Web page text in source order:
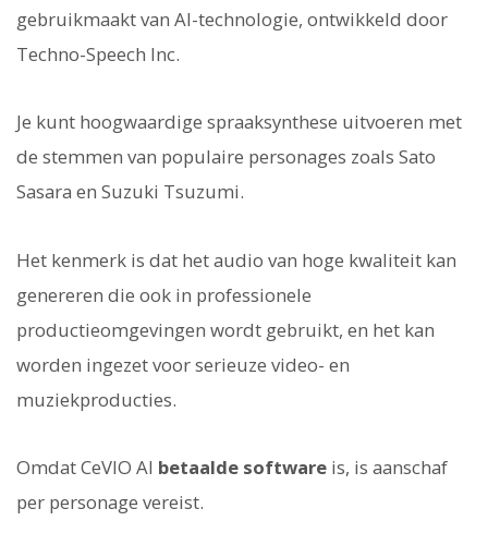
gebruikmaakt van AI-technologie, ontwikkeld door
Techno-Speech Inc.
Je kunt hoogwaardige spraaksynthese uitvoeren met
de stemmen van populaire personages zoals Sato
Sasara en Suzuki Tsuzumi.
Het kenmerk is dat het audio van hoge kwaliteit kan
genereren die ook in professionele
productieomgevingen wordt gebruikt, en het kan
worden ingezet voor serieuze video- en
muziekproducties.
Omdat CeVIO AI betaalde software is, is aanschaf
per personage vereist.